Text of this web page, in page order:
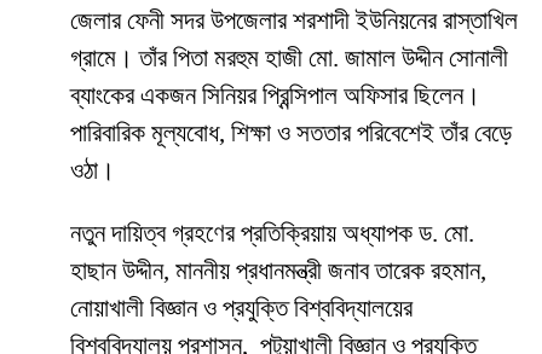
জেলার ফেনী সদর উপজেলার শরশাদী ইউনিয়নের রাস্তাখিল
গ্রামে। তাঁর পিতা মরহুম হাজী মো. জামাল উদ্দীন সোনালী
ব্যাংকের একজন সিনিয়র প্রিন্সিপাল অফিসার ছিলেন।
পারিবারিক মূল্যবোধ, শিক্ষা ও সততার পরিবেশেই তাঁর বেড়ে
ওঠা।
নতুন দায়িত্ব গ্রহণের প্রতিক্রিয়ায় অধ্যাপক ড. মো.
হাছান উদ্দীন, মাননীয় প্রধানমন্ত্রী জনাব তারেক রহমান,
নোয়াখালী বিজ্ঞান ও প্রযুক্তি বিশ্ববিদ্যালয়ের
বিশ্ববিদ্যালয় প্রশাসন, পটুয়াখালী বিজ্ঞান ও প্রযুক্তি